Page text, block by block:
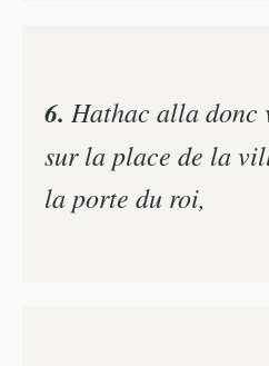
6. Hathac alla donc
sur la place de la
la porte du roi,